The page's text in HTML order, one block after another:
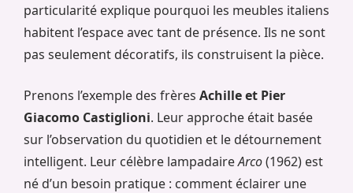
particularité explique pourquoi les meubles italiens
habitent l’espace avec tant de présence. Ils ne sont
pas seulement décoratifs, ils construisent la pièce.
Prenons l’exemple des frères Achille et Pier
Giacomo Castiglioni. Leur approche était basée
sur l’observation du quotidien et le détournement
intelligent. Leur célèbre lampadaireArco(1962) est
né d’un besoin pratique : comment éclairer une